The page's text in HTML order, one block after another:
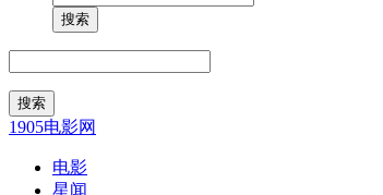
1905电影网
电影
星闻